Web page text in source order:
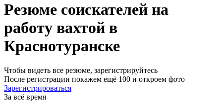
Резюме соискателей на
работу вахтой в
Краснотуранске
Чтобы видеть все резюме, зарегистрируйтесь
После регистрации покажем ещё 100 и откроем фото
Зарегистрироваться
За всё время